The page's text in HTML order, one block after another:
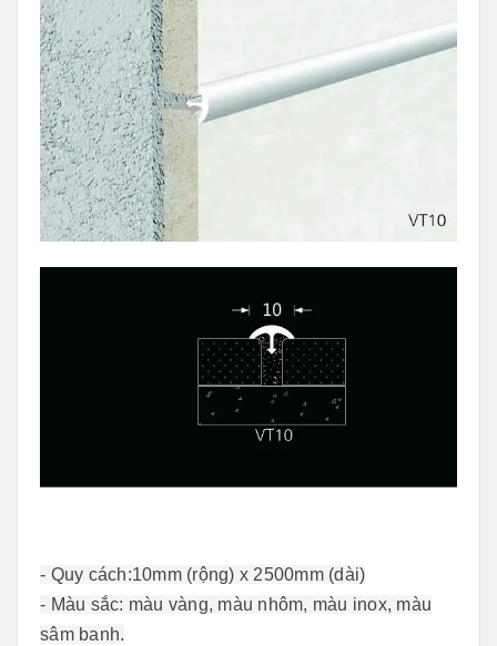
- Quy cách:10mm (rộng) x 2500mm (dài)
- Màu sắc: màu vàng, màu nhôm, màu inox, màu
sâm banh.